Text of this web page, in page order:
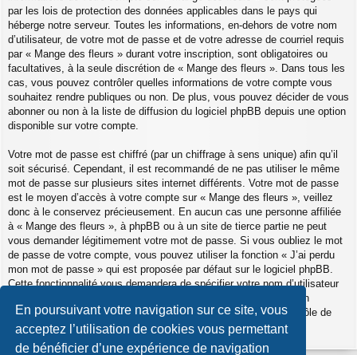
En poursuivant votre navigation sur ce site, vous
acceptez l’utilisation de cookies vous permettant
de bénéficier d’une expérience de navigation
par les lois de protection des données applicables dans le pays qui
héberge notre serveur. Toutes les informations, en-dehors de votre nom
d’utilisateur, de votre mot de passe et de votre adresse de courriel requis
par « Mange des fleurs » durant votre inscription, sont obligatoires ou
facultatives, à la seule discrétion de « Mange des fleurs ». Dans tous les
cas, vous pouvez contrôler quelles informations de votre compte vous
souhaitez rendre publiques ou non. De plus, vous pouvez décider de vous
abonner ou non à la liste de diffusion du logiciel phpBB depuis une option
disponible sur votre compte.
Votre mot de passe est chiffré (par un chiffrage à sens unique) afin qu’il
soit sécurisé. Cependant, il est recommandé de ne pas utiliser le même
mot de passe sur plusieurs sites internet différents. Votre mot de passe
est le moyen d’accès à votre compte sur « Mange des fleurs », veillez
donc à le conservez précieusement. En aucun cas une personne affiliée
à « Mange des fleurs », à phpBB ou à un site de tierce partie ne peut
vous demander légitimement votre mot de passe. Si vous oubliez le mot
de passe de votre compte, vous pouvez utiliser la fonction « J’ai perdu
mon mot de passe » qui est proposée par défaut sur le logiciel phpBB.
Cette fonctionnalité vous demandera de spécifier votre nom d’utilisateur
et votre adresse de courriel et le logiciel phpBB générera alors un
nouveau mot de passe afin que vous puissiez reprendre le contrôle de
votre compte.